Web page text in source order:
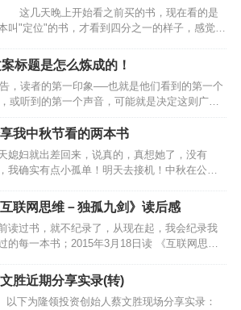
几天晚上开始看之前买的书，现在看的是
叫"定位"的书，才看到四分之一的样子，感觉收
标题是怎么炼成的！
，读者的第一印象──也就是他们看到的第一个
或听到的第一个声音，可能就是决定这则广告
第一印象是无趣或跟自己没有相关性，那么，
我中秋节看的两本书
媳妇就出差回来，说真的，真想她了，没有
我确实有点小孤单！明天去接机！中秋在公司
，看了两本书，收获还是满满的。其中一本是
拆掉互联网那堵墙》，另外…
互联网思维－独孤九剑》读后感
读过书，就不纪录了，从现在起，我会纪录我
的每一本书；2015年3月18日读 《互联网思维
思维我们做互联网的都知道，但这本书还是很
胜近期分享实录(转)
下为隆领投资创始人蔡文胜现场分享实录：